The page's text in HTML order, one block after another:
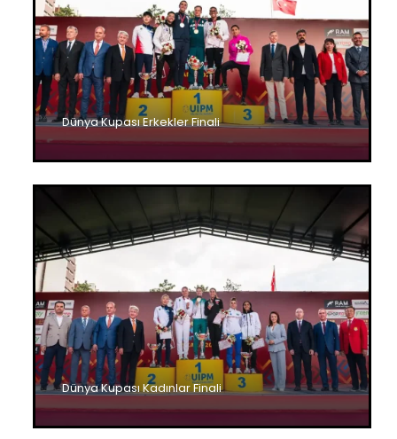
Dünya Kupası Erkekler Finali
Dünya Kupası Kadınlar Finali